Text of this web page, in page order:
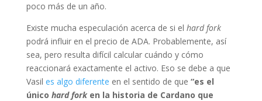
poco más de un año.
Existe mucha especulación acerca de si el hard fork
podrá influir en el precio de ADA. Probablemente, así
sea, pero resulta difícil calcular cuándo y cómo
reaccionará exactamente el activo. Eso se debe a que
Vasil es algo diferente en el sentido de que “es el
único hard forken la historia de Cardano que